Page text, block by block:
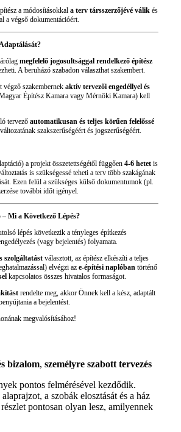
a módosításokkal a terv társszerzőjévé válik és
a végső dokumentációért.
megfelelő jogosultsággal rendelkező építész
A beruházó szabadon választhat szakembert.
végző szakembernek aktív tervezői engedéllyel és
Építész Kamara vagy Mérnöki Kamara) kell
tervező automatikusan és teljes körűen felelőssé
szakszerűségéért és jogszerűségéért.
a projekt összetettségétől függően 4-6 hetet is
is szükségessé teheti a terv több szakágának
Ezen felül a szükséges külső dokumentumok (pl.
további időt igényel.
Mi a Következő Lépés?
lépés következik a tényleges építkezés
(vagy bejelentés) folyamata.
szolgáltatást választott, az építész elkészíti a teljes
elvégzi az e-építési naplóban történő
kapcsolatos összes hivatalos formaságot.
rendelte meg, akkor Önnek kell a kész, adaptált
a bejelentést.
megvalósításához!
bizalom, személyre szabott tervezés
pontos felmérésével kezdődik.
a szobák elosztását és a ház
pontosan olyan lesz, amilyennek